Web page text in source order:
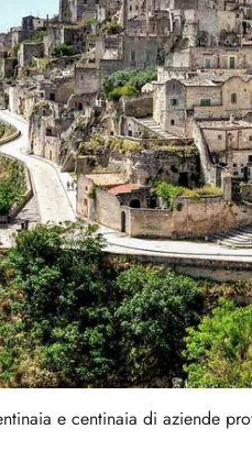
e centinaia di aziende